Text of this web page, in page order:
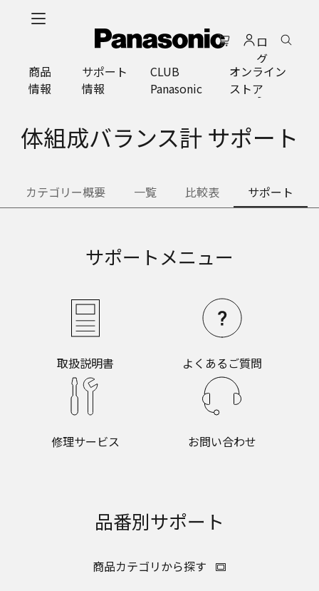
プ
ロ
グ
イ
ン
商品
情報
サポート
情報
CLUB
Panasonic
オンライン
ストア
体組成バランス計 サポート
カテゴリー概要 一覧 比較表 サポート
サポートメニュー
取扱説明書 よくあるご質問
修理サービス お問い合わせ
品番別サポート
商品カテゴリから探す